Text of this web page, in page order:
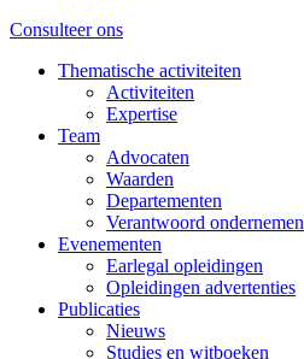
Consulteer ons
Thematische activiteiten
Activiteiten
Expertise
Team
Advocaten
Waarden
Departementen
Verantwoord ondernemen
Evenementen
Earlegal opleidingen
Opleidingen advertenties
Publicaties
Nieuws
Studies en witboeken